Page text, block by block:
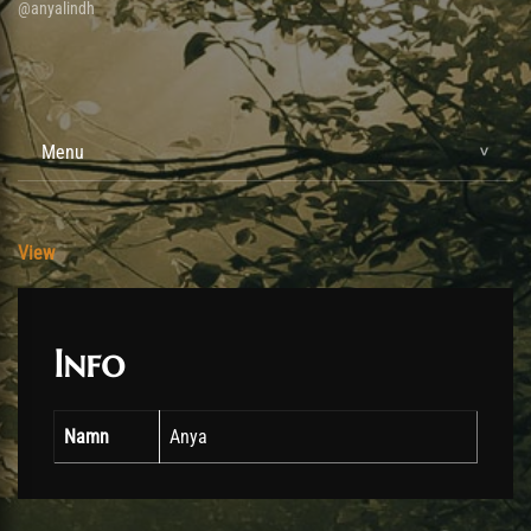
@anyalindh
Menu
View
Info
Namn Anya